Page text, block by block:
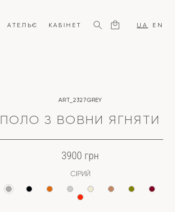
АТЕЛЬЄ КАБІНЕТ UA EN
ART_2327GREY
ПОЛО З ВОВНИ ЯГНЯТИ
3900 грн
СІРИЙ